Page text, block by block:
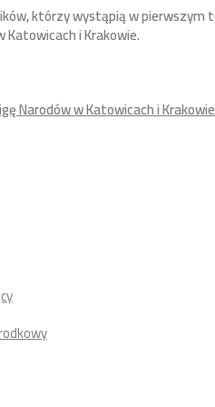
którzy wystąpią w pierwszym
Katowicach i Krakowie.
Narodów w Katowicach i Krakowie